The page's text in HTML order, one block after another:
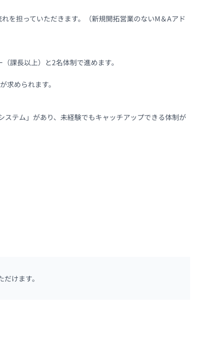
を担っていただきます。（新規開拓営業のないM＆Aアド
課長以上）と2名体制で進めます。
求められます。
ステム」があり、未経験でもキャッチアップできる体制が
けます。